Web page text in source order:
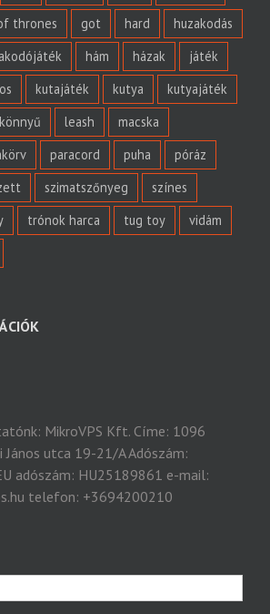
thrones got hard
huzakodás
hám házak
játék
kutajáték kutya
kutyajáték
könnyű leash
macska
paracord puha
póráz
szimatszőnyeg
színes
trónok harca tug toy
vidám
MikroVPS Kft. Címe: 1096
János utca 19-21/A Adószám:
adószám: HU25189861 e-mail:
telefon: +3694200210